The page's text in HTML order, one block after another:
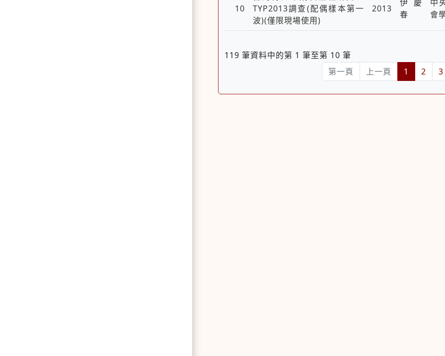
10
TYP2013調查(配偶樣本第一
波)(僅限現場使用)
2013
伊慶
春
中
會
119 筆資料中的第 1 筆至第 10 筆
第一頁
上一頁 1 2 3